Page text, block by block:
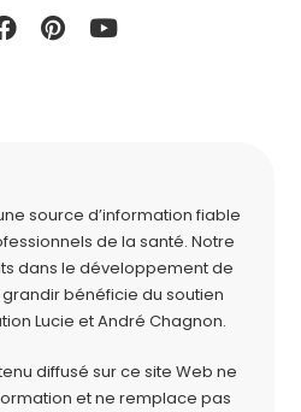
source d’information fiable
de la santé. Notre
dans le développement de
bénéficie du soutien
Lucie et André Chagnon.
diffusé sur ce site Web ne
et ne remplace pas